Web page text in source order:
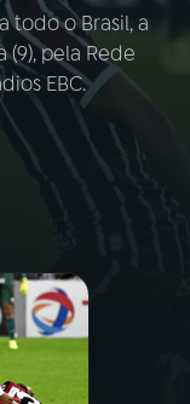
todo o Brasil, a
(9), pela Rede
EBC.